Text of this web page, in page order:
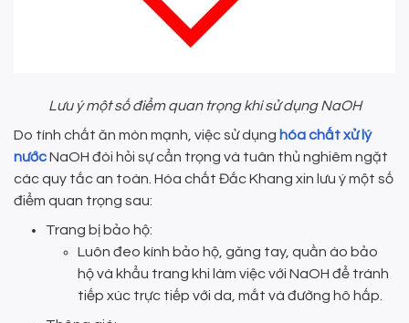
Lưu ý một số điểm quan trọng khi sử dụng NaOH
Do tính chất ăn mòn mạnh, việc sử dụng hóa chất xử lý
nướcNaOH đòi hỏi sự cẩn trọng và tuân thủ nghiêm ngặt
các quy tắc an toàn. Hóa chất Đắc Khang xin lưu ý một số
điểm quan trọng sau:
Trang bị bảo hộ:
Luôn đeo kính bảo hộ, găng tay, quần áo bảo
hộ và khẩu trang khi làm việc với NaOH để tránh
tiếp xúc trực tiếp với da, mắt và đường hô hấp.